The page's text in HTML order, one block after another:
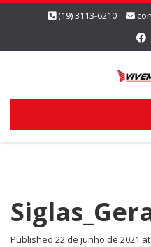
(19) 3113-6210
Published 22 de junho de 2021 at